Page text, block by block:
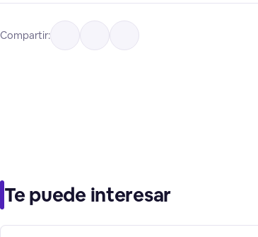
Compartir:
Te puede interesar